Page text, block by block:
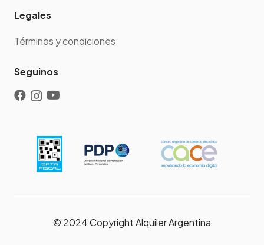
Legales
Términos y condiciones
Seguinos
© 2024 Copyright Alquiler Argentina